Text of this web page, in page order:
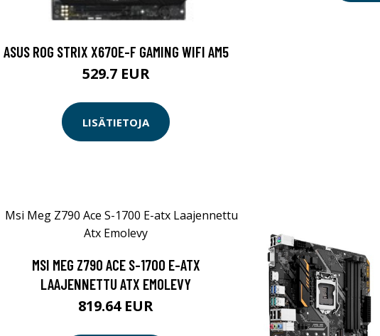
ASUS ROG STRIX X670E-F GAMING WIFI AM5
529.7 EUR
LISÄTIETOJA
MSI MEG Z790 ACE S-1700 E-ATX
LAAJENNETTU ATX EMOLEVY
819.64 EUR